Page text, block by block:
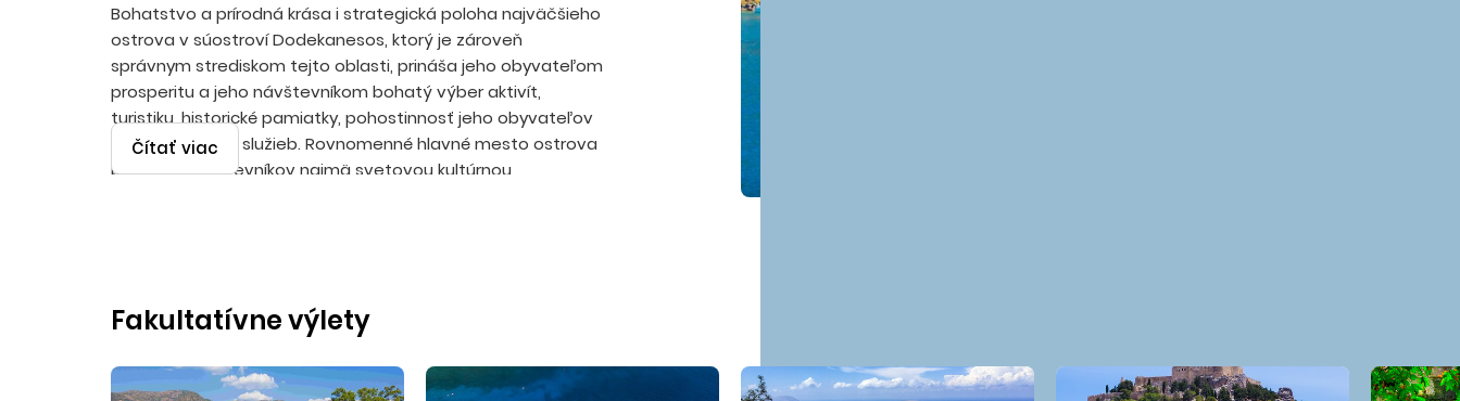
Bohatstvo a prírodná krása i strategická poloha najväčšieho
ostrova v súostroví Dodekanesos, ktorý je zároveň
správnym strediskom tejto oblasti, prináša jeho obyvateľom
prosperitu a jeho návštevníkom bohatý výber aktivít,
turistiku, historické pamiatky, pohostinnosť jeho obyvateľov
a vysokú kvalitu služieb. Rovnomenné hlavné mesto ostrova
priťahuje návštevníkov najmä svetovou kultúrnou
približne 2 hodiny 35 minút.
Faliraki
Čítať viac
Fakultatívne výlety